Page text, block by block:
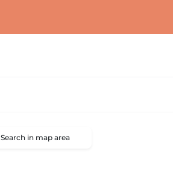
Search in map area